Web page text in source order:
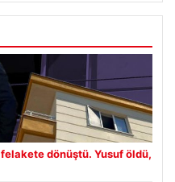
dönüştü. Yusuf öldü,